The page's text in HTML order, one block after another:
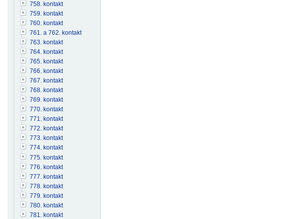
758. kontakt
759. kontakt
760. kontakt
761. a 762. kontakt
763. kontakt
764. kontakt
765. kontakt
766. kontakt
767. kontakt
768. kontakt
769. kontakt
770. kontakt
771. kontakt
772. kontakt
773. kontakt
774. kontakt
775. kontakt
776. kontakt
777. kontakt
778. kontakt
779. kontakt
780. kontakt
781. kontakt